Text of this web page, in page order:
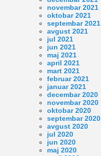
novembar 2021
oktobar 2021
septembar 2021
avgust 2021
jul 2021
jun 2021
maj 2021
april 2021
mart 2021
februar 2021
januar 2021
decembar 2020
novembar 2020
oktobar 2020
septembar 2020
avgust 2020
jul 2020
jun 2020
maj 2020